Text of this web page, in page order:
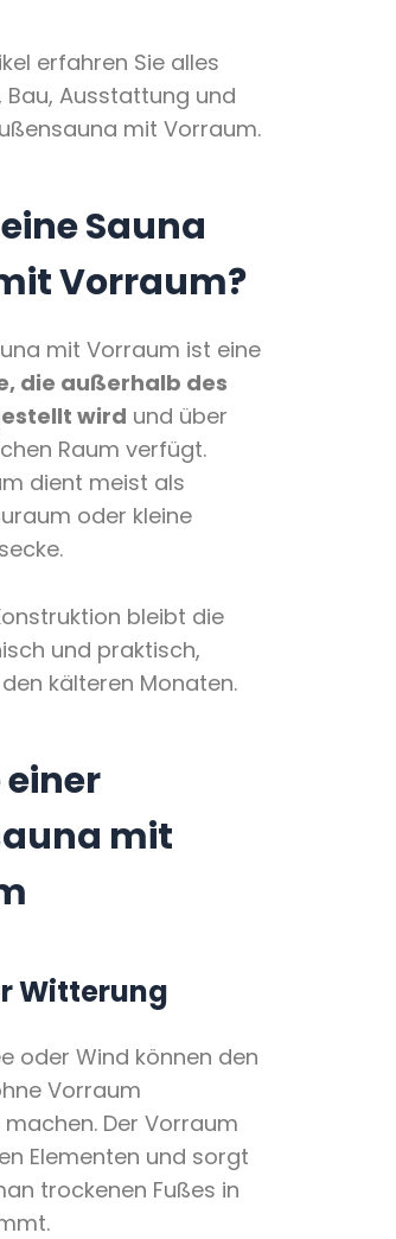
erfahren Sie alles
Bau, Ausstattung und
mit Vorraum.
Sauna
Vorraum?
mit Vorraum ist eine
die außerhalb des
wird und über
Raum verfügt.
dient meist als
oder kleine
bleibt die
und praktisch,
kälteren Monaten.
mit
Witterung
oder Wind können den
Vorraum
Der Vorraum
Elementen und sorgt
trockenen Fußes in